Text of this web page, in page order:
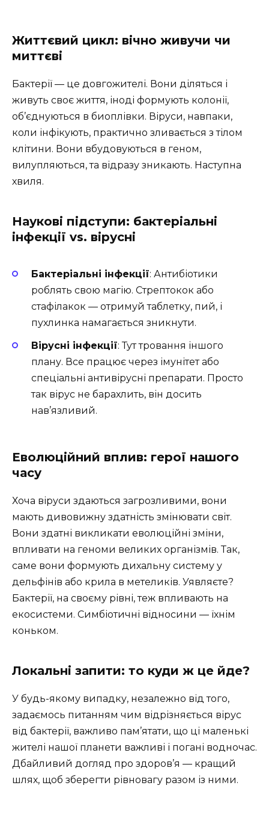
Життєвий цикл: вічно живучи чи
миттєві
Бактерії — це довгожителі. Вони діляться і
живуть своє життя, іноді формують колонії,
об’єднуються в биоплівки. Віруси, навпаки,
коли інфікують, практично зливається з тілом
клітини. Вони вбудовуються в геном,
вилупляються, та відразу зникають. Наступна
хвиля.
Наукові підступи: бактеріальні
інфекції vs. вірусні
Бактеріальні інфекції: Антибіотики
роблять свою магію. Стрептокок або
стафілакок — отримуй таблетку, пий, і
пухлинка намагається зникнути.
Вірусні інфекції: Тут тровання іншого
плану. Все працює через імунітет або
спеціальні антивірусні препарати. Просто
так вірус не барахлить, він досить
нав’язливий.
Еволюційний вплив: герої нашого
часу
Хоча віруси здаються загрозливими, вони
мають дивовижну здатність змінювати світ.
Вони здатні викликати еволюційні зміни,
впливати на геноми великих організмів. Так,
саме вони формують дихальну систему у
дельфінів або крила в метеликів. Уявляєте?
Бактерії, на своєму рівні, теж впливають на
екосистеми. Симбіотичні відносини — їхнім
коньком.
Локальні запити: то куди ж це йде?
У будь-якому випадку, незалежно від того,
задаємось питанням чим відрізняється вірус
від бактерії, важливо пам’ятати, що ці маленькі
жителі нашої планети важливі і погані водночас.
Дбайливий догляд про здоров’я — кращий
шлях, щоб зберегти рівновагу разом із ними.